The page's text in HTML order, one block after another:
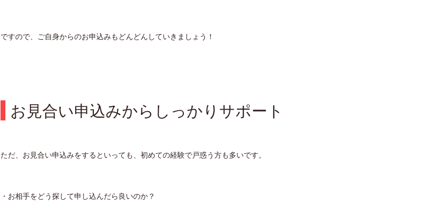
ですので、ご自身からのお申込みもどんどんしていきましょう！
お見合い申込みからしっかりサポート
ただ、お見合い申込みをするといっても、初めての経験で戸惑う方も多いです。
・お相手をどう探して申し込んだら良いのか？